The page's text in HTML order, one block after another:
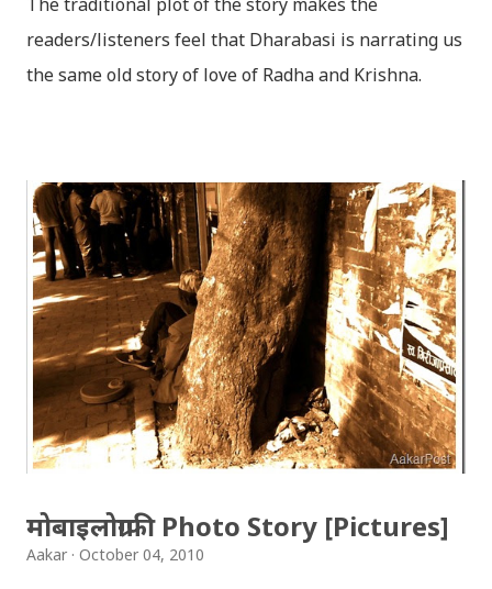
The traditional plot of the story makes the
readers/listeners feel that Dharabasi is narrating us
the same old story of love of Radha and Krishna.
it speaks of so many hidden things that we will be
amazed while ending it up. Radha and Krishna are
the eternal lovers. Lord Krishna and Radha are
together since childhood. But in teenage they are
separated (as in the traditional story) and Lord
Krishna has to go away leaving Vindraban for
fulfilling the task for which he has taken birth.This
brings tragedy to Radha and all the people in
Vindraban. Radha waits for Krishna to arrive but he
Later she sets out as a Yogini in a long voyage to
search self, leaving her parents. She is accompanied
मोबाइलोग्राफी Photo Story [Pictures]
Aakar October 04, 2010